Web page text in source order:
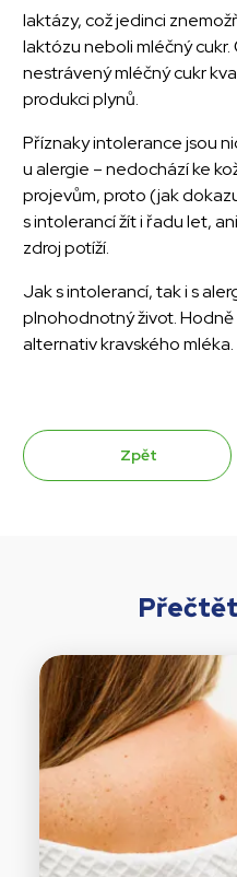
laktázy, což jedinci
laktózu neboli mléčný
nestrávený mléčný cukr
produkci plynů.
Příznaky intolerance jsou
u alergie – nedochází ke
projevům, proto (jak
s intolerancí žít i řadu let,
zdroj potíží.
Jak s intolerancí, tak i s
plnohodnotný život.
alternativ kravského mléka.
Zpět